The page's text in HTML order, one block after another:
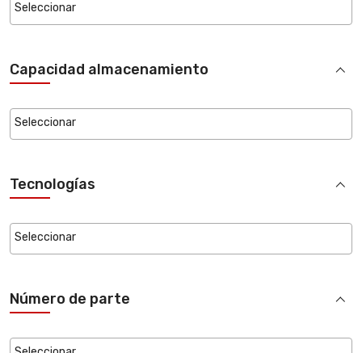
Capacidad almacenamiento
Tecnologías
Número de parte